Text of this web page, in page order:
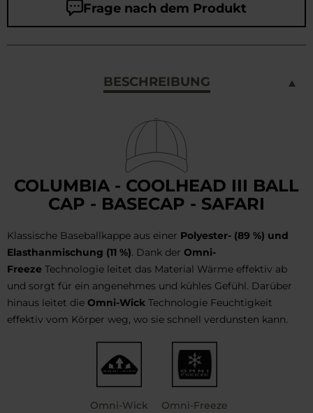
Frage nach dem Produkt
BESCHREIBUNG
COLUMBIA - COOLHEAD III BALL
CAP - BASECAP - SAFARI
Klassische Baseballkappe aus einer Polyester- (89 %) und
Elasthanmischung (11 %). Dank der Omni-
Freeze Technologie leitet das Material Wärme effektiv ab
und sorgt für ein angenehmes und kühles Gefühl. Darüber
hinaus leitet die Omni-Wick Technologie Feuchtigkeit
effektiv vom Körper weg, wo sie schnell verdunsten kann.
Omni-Wick Omni-Freeze